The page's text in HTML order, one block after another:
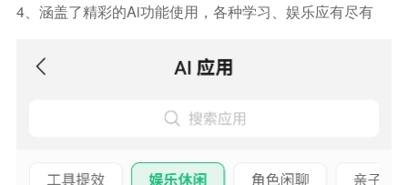
4、涵盖了精彩的ai功能使用，各种学习、娱乐应有尽有